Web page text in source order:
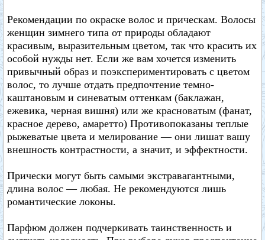
Рекомендации по окраске волос и прическам. Волосы
женщин зимнего типа от природы обладают
красивым, выразительным цветом, так что красить их
особой нужды нет. Если же вам хочется изменить
привычный образ и поэкспериментировать с цветом
волос, то лучше отдать предпочтение темно-
каштановым и синеватым оттенкам (баклажан,
ежевика, черная вишня) или же красноватым (фанат,
красное дерево, амаретто) Противопоказаны теплые
рыжеватые цвета и мелирование — они лишат вашу
внешность контрастности, а значит, и эффектности.
Прически могут быть самыми экстравагантными,
длина волос — любая. Не рекомендуются лишь
романтические локоны.
Парфюм должен подчеркивать таинственность и